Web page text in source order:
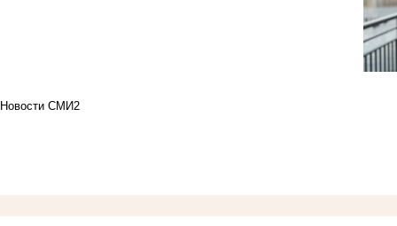
Новости СМИ2